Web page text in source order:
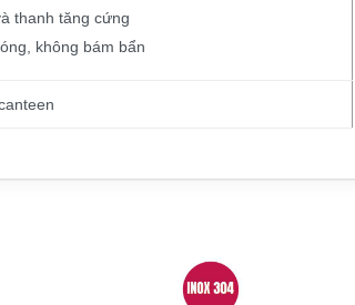
thanh tăng cứng
không bám bẩn